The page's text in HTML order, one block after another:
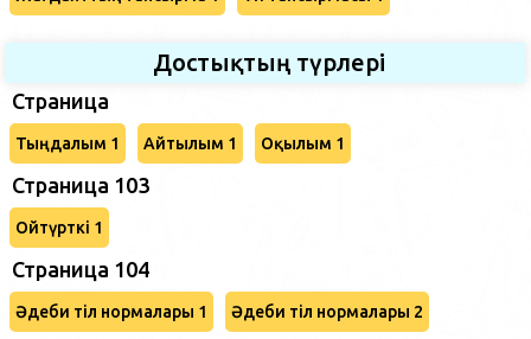
Достықтың түрлері
Страница
Тыңдалым 1 Айтылым 1 Оқылым 1
Страница 103
Ойтүрткі 1
Страница 104
Әдеби тіл нормалары 1 Әдеби тіл нормалары 2